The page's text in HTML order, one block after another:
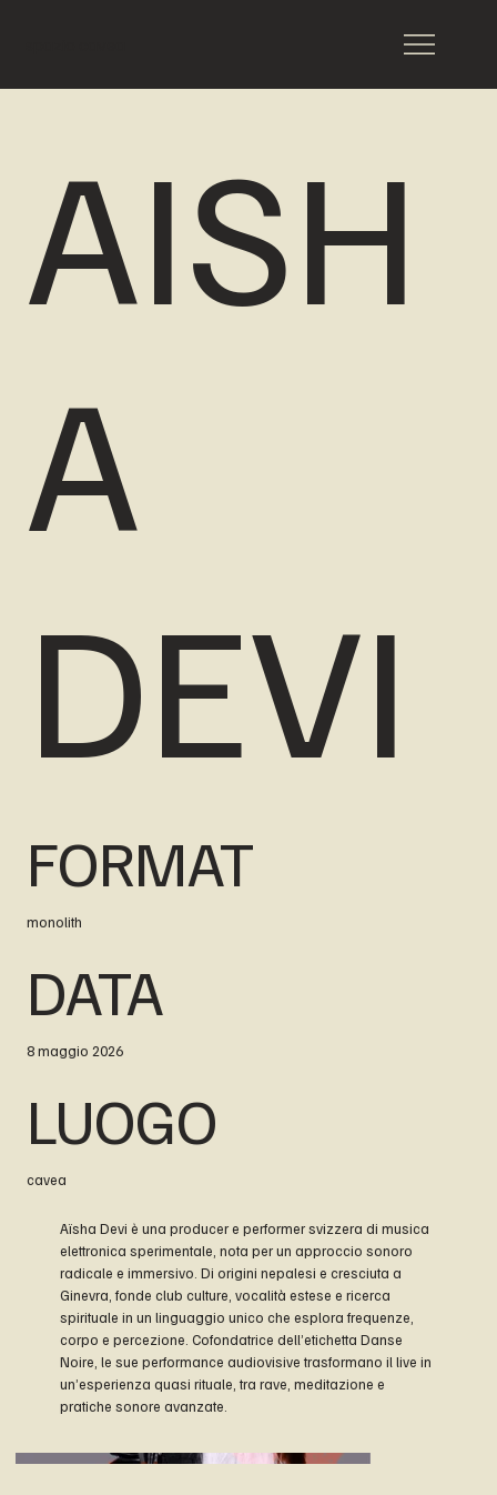
AISH
A
DEVI
FORMAT
monolith
DATA
8 maggio 2026
LUOGO
cavea
Aïsha Devi è una producer e performer svizzera di musica
elettronica sperimentale, nota per un approccio sonoro
radicale e immersivo. Di origini nepalesi e cresciuta a
Ginevra, fonde club culture, vocalità estese e ricerca
spirituale in un linguaggio unico che esplora frequenze,
corpo e percezione. Cofondatrice dell’etichetta Danse
Noire, le sue performance audiovisive trasformano il live in
un’esperienza quasi rituale, tra rave, meditazione e
pratiche sonore avanzate.